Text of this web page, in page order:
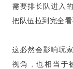
需要排长队进入
把队伍拉到完全看
这必然会影响玩
视角，也相当于